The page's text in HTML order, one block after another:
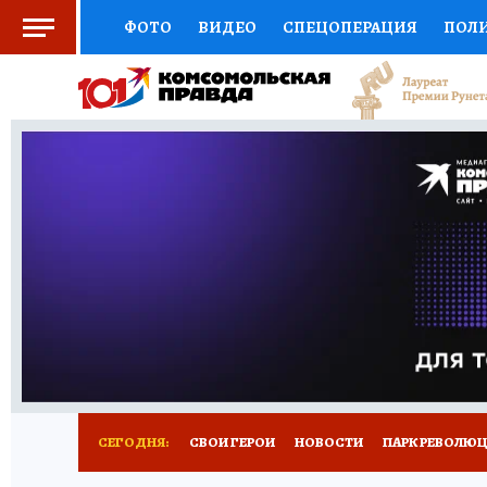
ФОТО ВИДЕО СПЕЦОПЕРАЦИЯ
СОЦПОДДЕРЖКА НАУКА СПОРТ
ВЫБОР ЭКСПЕРТОВ ДОКТОР
ПРОГНОЗЫ НА СПОРТ
СЕГОДНЯ: СВОИ ГЕРОИ НОВОСТИ ПАРК